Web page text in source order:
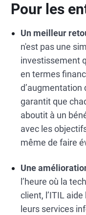
Pour les
Un meilleur
n'est pas une
investissement
en termes
d’augmentation
garantit que
aboutit à un
avec les
même de faire
Une
l’heure où la
client, l’ITIL
leurs services